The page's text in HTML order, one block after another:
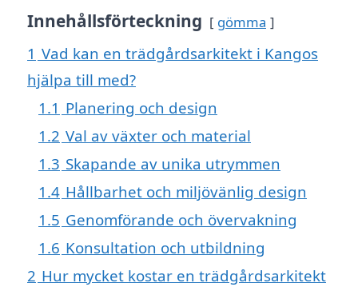
Innehållsförteckning gömma
1 Vad kan en trädgårdsarkitekt i Kangos
hjälpa till med?
1.1 Planering och design
1.2 Val av växter och material
1.3 Skapande av unika utrymmen
1.4 Hållbarhet och miljövänlig design
1.5 Genomförande och övervakning
1.6 Konsultation och utbildning
2 Hur mycket kostar en trädgårdsarkitekt